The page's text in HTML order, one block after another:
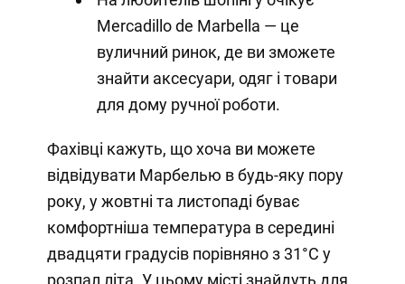
Mercadillo de Marbella — це
вуличний ринок, де ви зможете
знайти аксесуари, одяг і товари
для дому ручної роботи.
Фахівці кажуть, що хоча ви можете
відвідувати Марбелью в будь-яку пору
року, у жовтні та листопаді буває
комфортніша температура в середині
двадцяти градусів порівняно з 31°C у
розпал літа. У цьому місті знайдуть для